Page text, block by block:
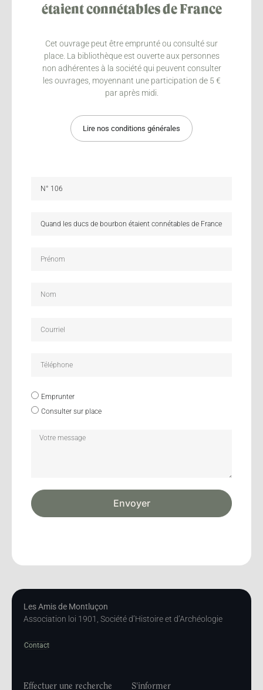
étaient connétables de France
Cet ouvrage peut être emprunté ou consulté sur
place. La bibliothèque est ouverte aux personnes
non adhérentes à la société qui peuvent consulter
les ouvrages, moyennant une participation de 5 €
par après midi.
Lire nos conditions générales
Emprunter
Consulter sur place
Envoyer
Les Amis de Montluçon
Association loi 1901, Société d’Histoire et d’Archéologie
Contact
Effectuer une recherche S'informer